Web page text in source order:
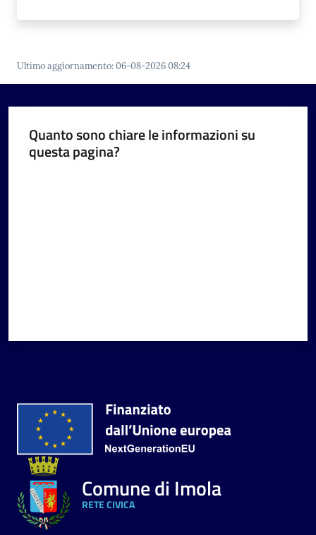
Ultimo aggiornamento:06-08-2026 08:24
Quanto sono chiare le informazioni su
questa pagina?
Comune di Imola
RETE CIVICA